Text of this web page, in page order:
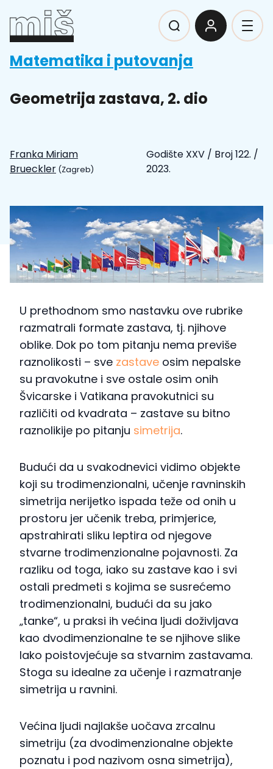
Matematika i putovanja
Geometrija zastava, 2. dio
Franka Miriam
Brueckler (Zagreb)
Godište XXV/ Broj 122. /
2023.
U prethodnom smo nastavku ove rubrike
razmatrali formate zastava, tj. njihove
oblike. Dok po tom pitanju nema previše
raznolikosti – sve zastave osim nepalske
su pravokutne i sve ostale osim onih
Švicarske i Vatikana pravokutnici su
različiti od kvadrata – zastave su bitno
raznolikije po pitanju simetrija.
Budući da u svakodnevici vidimo objekte
koji su trodimenzionalni, učenje ravninskih
simetrija nerijetko ispada teže od onih u
prostoru jer učenik treba, primjerice,
apstrahirati sliku leptira od njegove
stvarne trodimenzionalne pojavnosti. Za
razliku od toga, iako su zastave kao i svi
ostali predmeti s kojima se susrećemo
trodimenzionalni, budući da su jako
„tanke“, u praksi ih većina ljudi doživljava
kao dvodimenzionalne te se njihove slike
lako poistovjećuje sa stvarnim zastavama.
Stoga su idealne za učenje i razmatranje
simetrija u ravnini.
Većina ljudi najlakše uočava zrcalnu
simetriju (za dvodimenzionalne objekte
poznatu i pod nazivom osna simetrija),